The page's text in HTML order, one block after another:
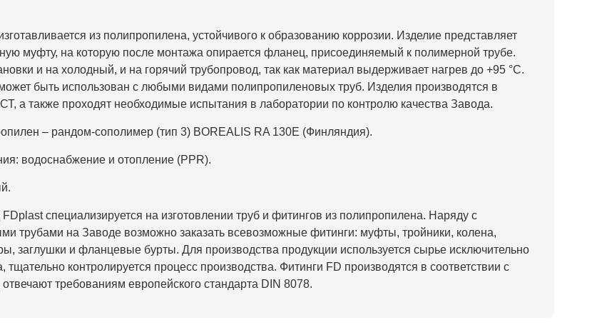
из полипропилена, устойчивого к образованию коррозии. Изделие представляет
муфту, на которую после монтажа опирается фланец, присоединяемый к полимерной трубе.
и на холодный, и на горячий трубопровод, так как материал выдерживает нагрев до +95 °С.
быть использован с любыми видами полипропиленовых труб. Изделия производятся в
а также проходят необходимые испытания в лаборатории по контролю качества Завода.
– рандом-сополимер (тип 3) BOREALIS RA 130E (Финляндия).
водоснабжение и отопление (PPR).
специализируется на изготовлении труб и фитингов из полипропилена. Наряду с
трубами на Заводе возможно заказать всевозможные фитинги: муфты, тройники, колена,
заглушки и фланцевые бурты. Для производства продукции используется сырье исключительно
тщательно контролируется процесс производства. Фитинги FD производятся в соответствии с
требованиям европейского стандарта DIN 8078.